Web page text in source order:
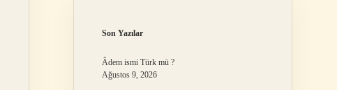
Son Yazılar
Âdem ismi Türk mü ?
Ağustos 9, 2026